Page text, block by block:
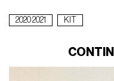
2020 2021 KIT